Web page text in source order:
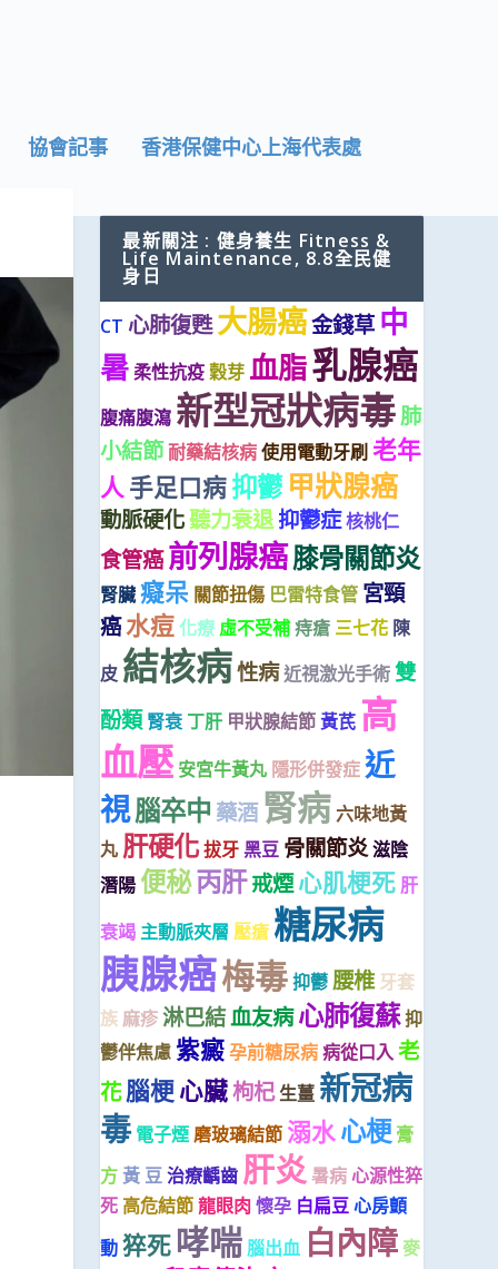
協會記事 香港保健中心上海代表處
最新關注 : 健身養生 Fitness &
Life Maintenance, 8.8全民健
身日
CT 心肺復甦大腸癌金錢草 中
暑 柔性抗疫穀芽 血脂乳腺癌
腹痛腹瀉 新型冠狀病毒肺
小結節耐藥結核病使用電動牙刷 老年
人手足口病抑鬱 甲狀腺癌
動脈硬化聽力衰退抑鬱症核桃仁
食管癌前列腺癌膝骨關節炎
腎臟癡呆 關節扭傷 巴雷特食管 宮頸
癌水痘化療 虛不受補痔瘡 三七花 陳
皮 結核病性病近視激光手術雙
酚類 腎衰 丁肝 甲狀腺結節黃芪 高
血壓 安宮牛黃丸 隱形併發症近
視腦卒中 藥酒 腎病 六味地黃
丸 肝硬化拔牙黑豆 骨關節炎滋陰
潛陽 便秘丙肝戒煙心肌梗死 肝
衰竭 主動脈夾層 壓瘡 糖尿病
胰腺癌梅毒抑鬱腰椎 牙套
族 麻疹淋巴結血友病心肺復蘇抑
鬱伴焦慮紫癜孕前糖尿病病從口入老
花腦梗心臟枸杞 生薑 新冠病
毒 電子煙磨玻璃結節 溺水心梗 膏
方 黃 豆治療齲齒 肝炎暑病心源性猝
死 高危結節龍眼肉懷孕 白扁豆心房顫
動猝死 哮喘腦出血 白內障麥